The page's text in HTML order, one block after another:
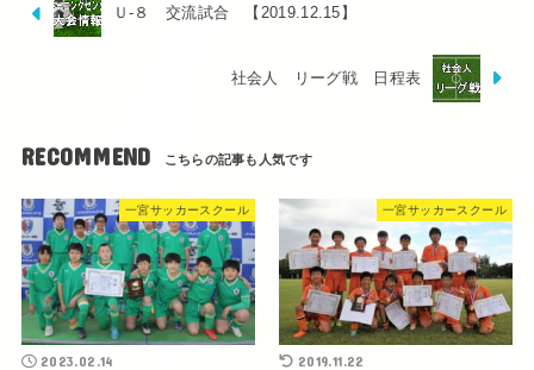
Ｕ-８ 交流試合 【2019.12.15】
社会人 リーグ戦 日程表
RECOMMEND
一宮サッカースクール
2023.02.14
一宮サッカースクール
2019.11.22